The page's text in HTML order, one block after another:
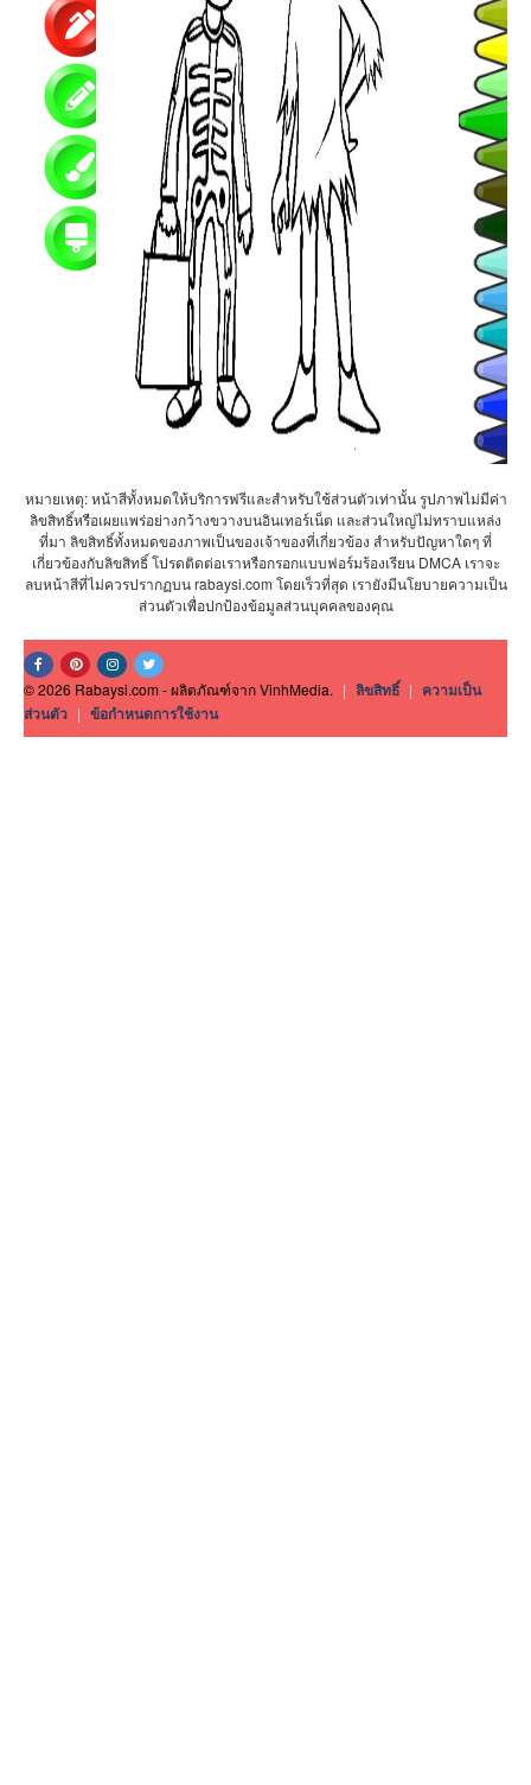
หมายเหตุ: หน้าสีทั้งหมดให้บริการฟรีและสำหรับใช้ส่วนตัวเท่านั้น รูปภาพไม่มีค่า
ลิขสิทธิ์หรือเผยแพร่อย่างกว้างขวางบนอินเทอร์เน็ต และส่วนใหญ่ไม่ทราบแหล่ง
ที่มา ลิขสิทธิ์ทั้งหมดของภาพเป็นของเจ้าของที่เกี่ยวข้อง สำหรับปัญหาใดๆ ที่
เกี่ยวข้องกับลิขสิทธิ์ โปรดติดต่อเราหรือกรอกแบบฟอร์มร้องเรียน DMCA เราจะ
ลบหน้าสีที่ไม่ควรปรากฏบน rabaysi.com โดยเร็วที่สุด เรายังมีนโยบายความเป็น
ส่วนตัวเพื่อปกป้องข้อมูลส่วนบุคคลของคุณ
© 2026 Rabaysi.com - ผลิตภัณฑ์จาก VinhMedia. | ลิขสิทธิ์ | ความเป็น
ส่วนตัว | ข้อกำหนดการใช้งาน